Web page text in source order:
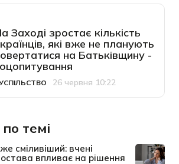
Заході зростає кількість
які вже не планують
на Батьківщину -
публікації26 червня 10:22
темі
сміливіший: вчені
впливає на рішення